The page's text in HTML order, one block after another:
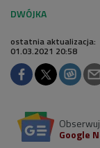
ostatnia aktualizacja:
01.03.2021 20:58
Google